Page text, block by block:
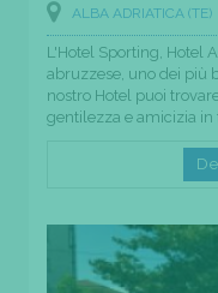
ALBA ADRIATICA (TE)
L'Hotel Sporting, Hotel
abruzzese, uno dei più
nostro Hotel puoi
gentilezza e amicizia in